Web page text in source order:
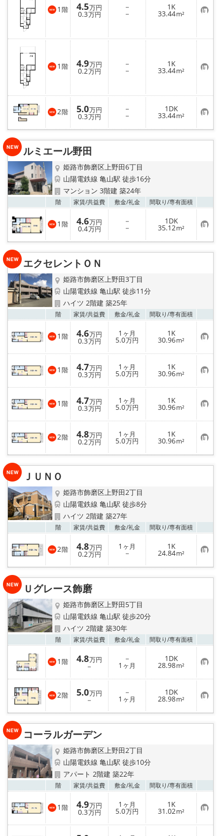
1 階 4.5万円
0.3万円
－
－
1K
33.44m² お
気
に
入
り
登
録
1 階 4.9万円
0.2万円
－
－
1K
33.44m² お
気
に
入
り
登
録
2階 5.0万円
0.3万円
－
－
1DK
33.44m² お
気
に
り
ルミエール野田
姫路市飾磨区上野田6丁目
山陽電鉄線 亀山駅 徒歩16分
マンション 3階建 築24年
階 家賃/共益費 敷金/礼金 間取り/専有面積
1 階 4.6万円
0.4万円
－
－
1DK
35.12m² お
気
に
り
エクセレントＯＮ
姫路市飾磨区上野田3丁目
山陽電鉄線 亀山駅 徒歩11分
ハイツ 2階建 築25年
階 家賃/共益費 敷金/礼金 間取り/専有面積
1 階 4.6万円
0.3万円
1 ヶ月
5.0万円
1K
30.96m² お
気
に
入
り
登
録
1 階 4.7万円
0.3万円
1 ヶ月
5.0万円
1K
30.96m² お
気
に
入
り
登
録
1 階 4.7万円
0.3万円
1 ヶ月
5.0万円
1K
30.96m² お
気
に
入
り
登
録
2階 4.8万円
0.2万円
1 ヶ月
5.0万円
1K
30.96m² お
気
に
り
ＪＵＮＯ
姫路市飾磨区上野田2丁目
山陽電鉄線 亀山駅 徒歩8分
ハイツ 2階建 築27年
階 家賃/共益費 敷金/礼金 間取り/専有面積
2階 4.8万円
0.2万円
1 ヶ月
－
1K
24.84m² お
気
に
り
Ｕグレース飾磨
姫路市飾磨区上野田5丁目
山陽電鉄線 亀山駅 徒歩20分
ハイツ 2階建 築30年
階 家賃/共益費 敷金/礼金 間取り/専有面積
1 階 4.8万円
－
－
1 ヶ月
1DK
28.98m² お
気
に
入
り
登
録
2階 5.0万円
－
－
1 ヶ月
1DK
28.98m² お
気
に
り
コーラルガーデン
姫路市飾磨区上野田2丁目
山陽電鉄線 亀山駅 徒歩10分
アパート 2階建 築22年
階 家賃/共益費 敷金/礼金 間取り/専有面積
1 階 4.9万円
0.3万円
1 ヶ月
5.0万円
1K
31.02m² お
気
に
入